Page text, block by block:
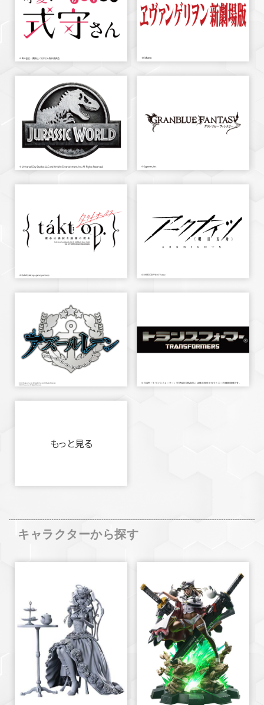
もっと見る
キャラクターから探す